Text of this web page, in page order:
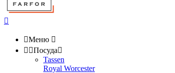

Меню 
 Посуда
Tassen
Royal Worcester